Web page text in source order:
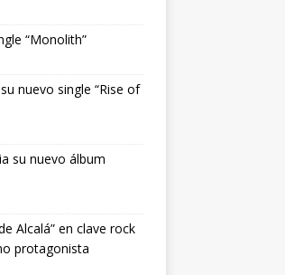
“Monolith”
nuevo single “Rise of
su nuevo álbum
Alcalá” en clave rock
protagonista